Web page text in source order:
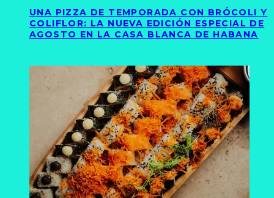
UNA PIZZA DE TEMPORADA CON BRÓCOLI Y
COLIFLOR: LA NUEVA EDICIÓN ESPECIAL DE
AGOSTO EN LA CASA BLANCA DE HABANA